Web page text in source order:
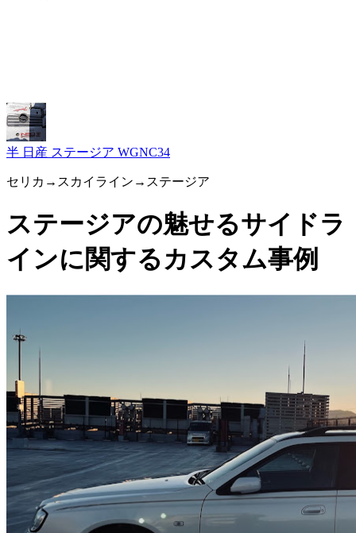
半 日産 ステージア WGNC34
セリカ→スカイライン→ステージア
ステージアの魅せるサイドラ
インに関するカスタム事例